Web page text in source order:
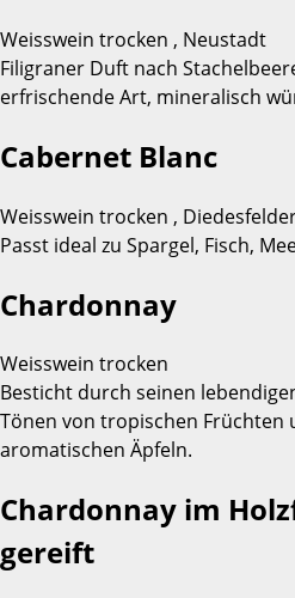
Weisswein trocken , Neustadt
Filigraner Duft nach
erfrischende Art, mineralisch
Cabernet Blanc
Weisswein trocken ,
Passt ideal zu Spargel, Fisch,
Chardonnay
Weisswein trocken
Besticht durch seinen
Tönen von tropischen Früchten
aromatischen Äpfeln.
Chardonnay im
gereift